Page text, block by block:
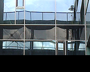
be loaded.